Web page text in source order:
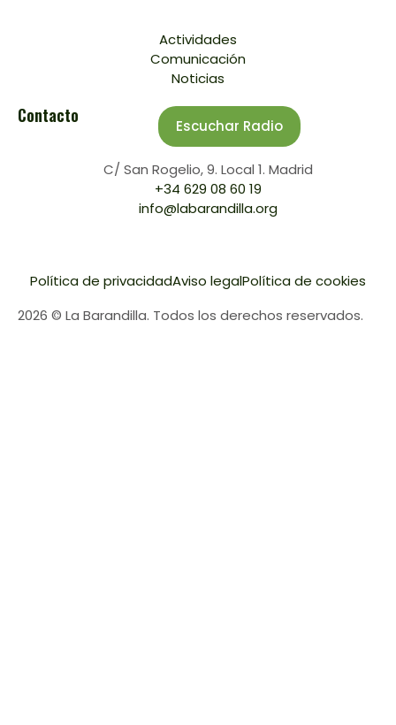
Actividades
Comunicación
Noticias
Contacto
C/ San Rogelio, 9. Local 1. Madrid
+34 629 08 60 19
info@labarandilla.org
Escuchar Radio
2026 © La Barandilla. Todos los derechos reservados.
Política de privacidadAviso legalPolítica de cookies